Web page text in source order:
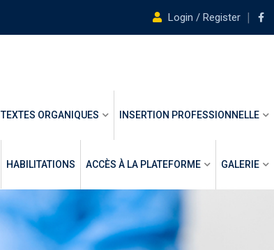
Login / Register
TEXTES ORGANIQUES INSERTION PROFESSIONNELLE
HABILITATIONS ACCÈS À LA PLATEFORME GALERIE